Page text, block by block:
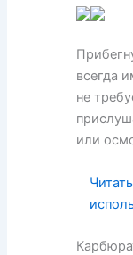
всегда
не
или